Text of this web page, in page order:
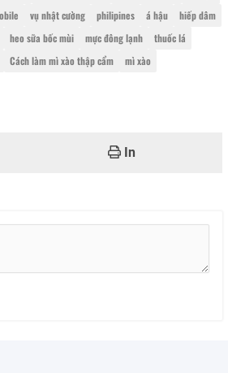
vụ nhật cường philipines á hậu
hiếp dâm
heo sữa bốc mùi mực đông lạnh
thuốc lá
Cách làm mì xào thập cẩm
mì xào
In